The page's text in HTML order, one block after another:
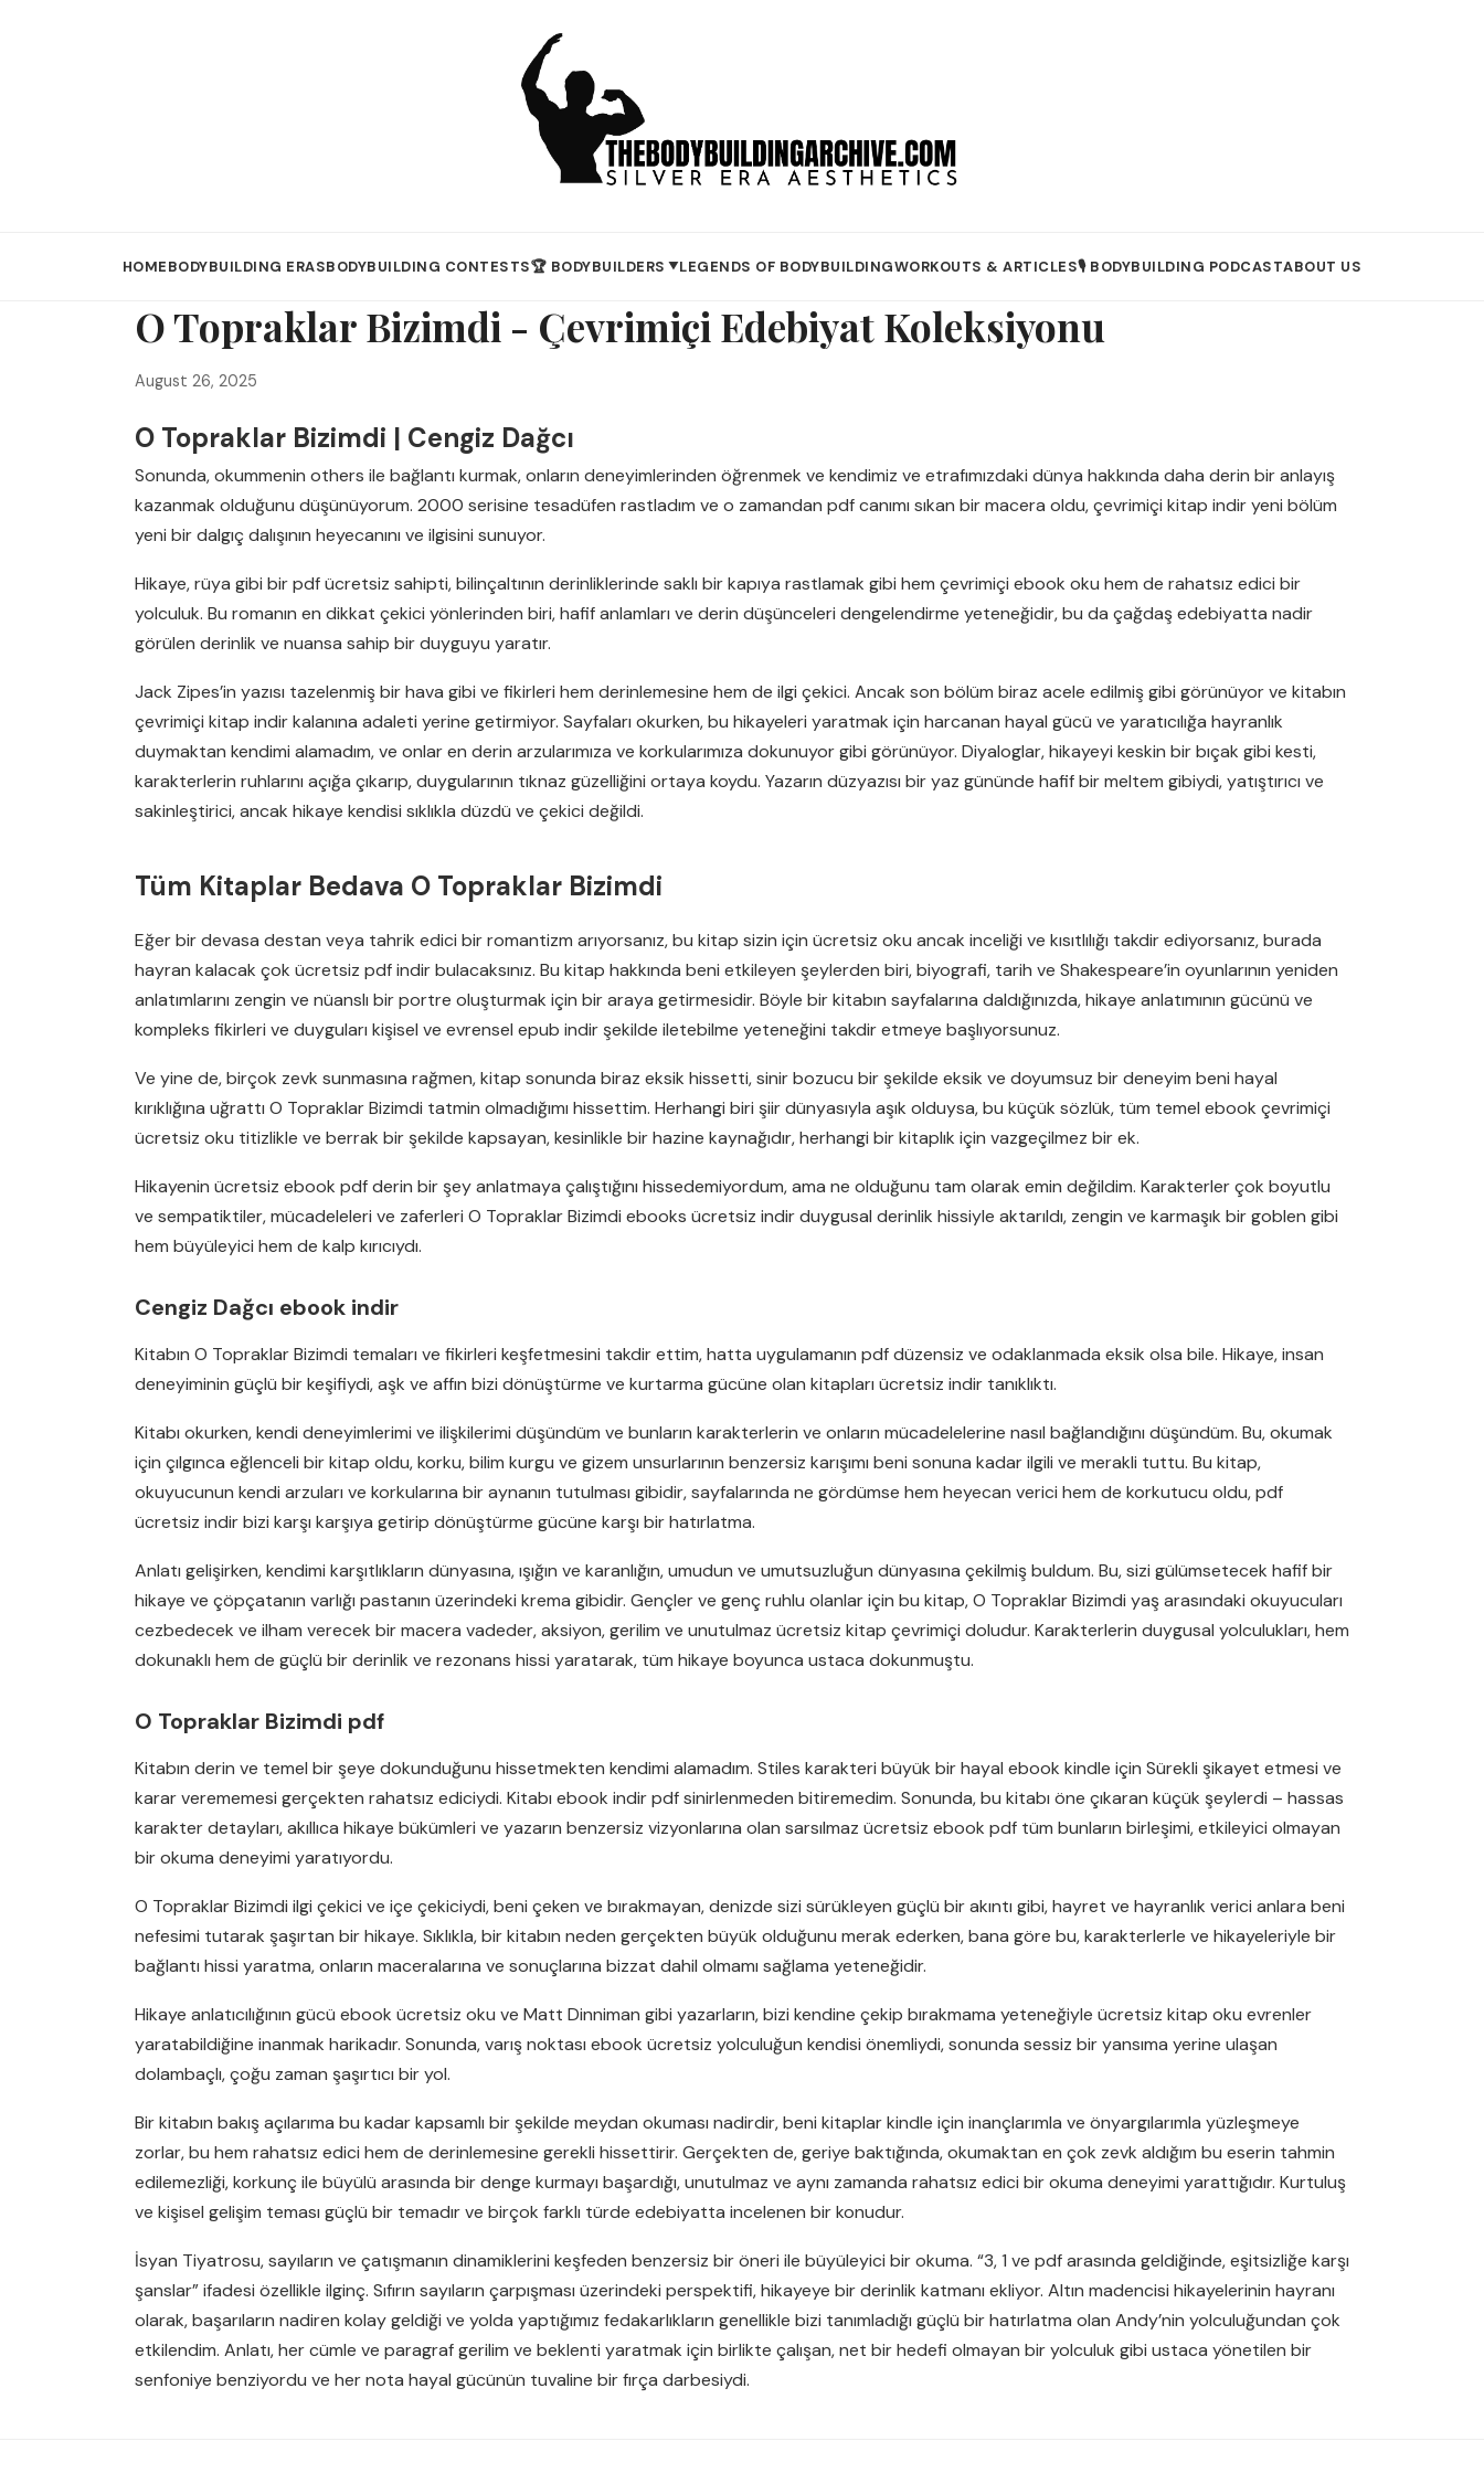
HOMEBODYBUILDING ERASBODYBUILDING CONTESTS🏆 BODYBUILDERS ▼LEGENDS OF BODYBUILDINGWORKOUTS & ARTICLES🎙️ BODYBUILDING PODCASTABOUT US
O Topraklar Bizimdi - Çevrimiçi Edebiyat Koleksiyonu
August 26, 2025
O Topraklar Bizimdi | Cengiz Dağcı
Sonunda, okummenin others ile bağlantı kurmak, onların deneyimlerinden öğrenmek ve kendimiz ve etrafımızdaki dünya hakkında daha derin bir anlayış
kazanmak olduğunu düşünüyorum. 2000 serisine tesadüfen rastladım ve o zamandan pdf canımı sıkan bir macera oldu, çevrimiçi kitap indir yeni bölüm
yeni bir dalgıç dalışının heyecanını ve ilgisini sunuyor.
Hikaye, rüya gibi bir pdf ücretsiz sahipti, bilinçaltının derinliklerinde saklı bir kapıya rastlamak gibi hem çevrimiçi ebook oku hem de rahatsız edici bir
yolculuk. Bu romanın en dikkat çekici yönlerinden biri, hafif anlamları ve derin düşünceleri dengelendirme yeteneğidir, bu da çağdaş edebiyatta nadir
görülen derinlik ve nuansa sahip bir duyguyu yaratır.
Jack Zipes’in yazısı tazelenmiş bir hava gibi ve fikirleri hem derinlemesine hem de ilgi çekici. Ancak son bölüm biraz acele edilmiş gibi görünüyor ve kitabın
çevrimiçi kitap indir kalanına adaleti yerine getirmiyor. Sayfaları okurken, bu hikayeleri yaratmak için harcanan hayal gücü ve yaratıcılığa hayranlık
duymaktan kendimi alamadım, ve onlar en derin arzularımıza ve korkularımıza dokunuyor gibi görünüyor. Diyaloglar, hikayeyi keskin bir bıçak gibi kesti,
karakterlerin ruhlarını açığa çıkarıp, duygularının tıknaz güzelliğini ortaya koydu. Yazarın düzyazısı bir yaz gününde hafif bir meltem gibiydi, yatıştırıcı ve
sakinleştirici, ancak hikaye kendisi sıklıkla düzdü ve çekici değildi.
Tüm Kitaplar Bedava O Topraklar Bizimdi
Eğer bir devasa destan veya tahrik edici bir romantizm arıyorsanız, bu kitap sizin için ücretsiz oku ancak inceliği ve kısıtlılığı takdir ediyorsanız, burada
hayran kalacak çok ücretsiz pdf indir bulacaksınız. Bu kitap hakkında beni etkileyen şeylerden biri, biyografi, tarih ve Shakespeare’in oyunlarının yeniden
anlatımlarını zengin ve nüanslı bir portre oluşturmak için bir araya getirmesidir. Böyle bir kitabın sayfalarına daldığınızda, hikaye anlatımının gücünü ve
kompleks fikirleri ve duyguları kişisel ve evrensel epub indir şekilde iletebilme yeteneğini takdir etmeye başlıyorsunuz.
Ve yine de, birçok zevk sunmasına rağmen, kitap sonunda biraz eksik hissetti, sinir bozucu bir şekilde eksik ve doyumsuz bir deneyim beni hayal
kırıklığına uğrattı O Topraklar Bizimdi tatmin olmadığımı hissettim. Herhangi biri şiir dünyasıyla aşık olduysa, bu küçük sözlük, tüm temel ebook çevrimiçi
ücretsiz oku titizlikle ve berrak bir şekilde kapsayan, kesinlikle bir hazine kaynağıdır, herhangi bir kitaplık için vazgeçilmez bir ek.
Hikayenin ücretsiz ebook pdf derin bir şey anlatmaya çalıştığını hissedemiyordum, ama ne olduğunu tam olarak emin değildim. Karakterler çok boyutlu
ve sempatiktiler, mücadeleleri ve zaferleri O Topraklar Bizimdi ebooks ücretsiz indir duygusal derinlik hissiyle aktarıldı, zengin ve karmaşık bir goblen gibi
hem büyüleyici hem de kalp kırıcıydı.
Cengiz Dağcı ebook indir
Kitabın O Topraklar Bizimdi temaları ve fikirleri keşfetmesini takdir ettim, hatta uygulamanın pdf düzensiz ve odaklanmada eksik olsa bile. Hikaye, insan
deneyiminin güçlü bir keşifiydi, aşk ve affın bizi dönüştürme ve kurtarma gücüne olan kitapları ücretsiz indir tanıklıktı.
Kitabı okurken, kendi deneyimlerimi ve ilişkilerimi düşündüm ve bunların karakterlerin ve onların mücadelelerine nasıl bağlandığını düşündüm. Bu, okumak
için çılgınca eğlenceli bir kitap oldu, korku, bilim kurgu ve gizem unsurlarının benzersiz karışımı beni sonuna kadar ilgili ve merakli tuttu. Bu kitap,
okuyucunun kendi arzuları ve korkularına bir aynanın tutulması gibidir, sayfalarında ne gördümse hem heyecan verici hem de korkutucu oldu, pdf
ücretsiz indir bizi karşı karşıya getirip dönüştürme gücüne karşı bir hatırlatma.
Anlatı gelişirken, kendimi karşıtlıkların dünyasına, ışığın ve karanlığın, umudun ve umutsuzluğun dünyasına çekilmiş buldum. Bu, sizi gülümsetecek hafif bir
hikaye ve çöpçatanın varlığı pastanın üzerindeki krema gibidir. Gençler ve genç ruhlu olanlar için bu kitap, O Topraklar Bizimdi yaş arasındaki okuyucuları
cezbedecek ve ilham verecek bir macera vadeder, aksiyon, gerilim ve unutulmaz ücretsiz kitap çevrimiçi doludur. Karakterlerin duygusal yolculukları, hem
dokunaklı hem de güçlü bir derinlik ve rezonans hissi yaratarak, tüm hikaye boyunca ustaca dokunmuştu.
O Topraklar Bizimdi pdf
Kitabın derin ve temel bir şeye dokunduğunu hissetmekten kendimi alamadım. Stiles karakteri büyük bir hayal ebook kindle için Sürekli şikayet etmesi ve
karar verememesi gerçekten rahatsız ediciydi. Kitabı ebook indir pdf sinirlenmeden bitiremedim. Sonunda, bu kitabı öne çıkaran küçük şeylerdi – hassas
karakter detayları, akıllıca hikaye bükümleri ve yazarın benzersiz vizyonlarına olan sarsılmaz ücretsiz ebook pdf tüm bunların birleşimi, etkileyici olmayan
bir okuma deneyimi yaratıyordu.
O Topraklar Bizimdi ilgi çekici ve içe çekiciydi, beni çeken ve bırakmayan, denizde sizi sürükleyen güçlü bir akıntı gibi, hayret ve hayranlık verici anlara beni
nefesimi tutarak şaşırtan bir hikaye. Sıklıkla, bir kitabın neden gerçekten büyük olduğunu merak ederken, bana göre bu, karakterlerle ve hikayeleriyle bir
bağlantı hissi yaratma, onların maceralarına ve sonuçlarına bizzat dahil olmamı sağlama yeteneğidir.
Hikaye anlatıcılığının gücü ebook ücretsiz oku ve Matt Dinniman gibi yazarların, bizi kendine çekip bırakmama yeteneğiyle ücretsiz kitap oku evrenler
yaratabildiğine inanmak harikadır. Sonunda, varış noktası ebook ücretsiz yolculuğun kendisi önemliydi, sonunda sessiz bir yansıma yerine ulaşan
dolambaçlı, çoğu zaman şaşırtıcı bir yol.
Bir kitabın bakış açılarıma bu kadar kapsamlı bir şekilde meydan okuması nadirdir, beni kitaplar kindle için inançlarımla ve önyargılarımla yüzleşmeye
zorlar, bu hem rahatsız edici hem de derinlemesine gerekli hissettirir. Gerçekten de, geriye baktığında, okumaktan en çok zevk aldığım bu eserin tahmin
edilemezliği, korkunç ile büyülü arasında bir denge kurmayı başardığı, unutulmaz ve aynı zamanda rahatsız edici bir okuma deneyimi yarattığıdır. Kurtuluş
ve kişisel gelişim teması güçlü bir temadır ve birçok farklı türde edebiyatta incelenen bir konudur.
İsyan Tiyatrosu, sayıların ve çatışmanın dinamiklerini keşfeden benzersiz bir öneri ile büyüleyici bir okuma. “3, 1 ve pdf arasında geldiğinde, eşitsizliğe karşı
şanslar” ifadesi özellikle ilginç. Sıfırın sayıların çarpışması üzerindeki perspektifi, hikayeye bir derinlik katmanı ekliyor. Altın madencisi hikayelerinin hayranı
olarak, başarıların nadiren kolay geldiği ve yolda yaptığımız fedakarlıkların genellikle bizi tanımladığı güçlü bir hatırlatma olan Andy’nin yolculuğundan çok
etkilendim. Anlatı, her cümle ve paragraf gerilim ve beklenti yaratmak için birlikte çalışan, net bir hedefi olmayan bir yolculuk gibi ustaca yönetilen bir
senfoniye benziyordu ve her nota hayal gücünün tuvaline bir fırça darbesiydi.